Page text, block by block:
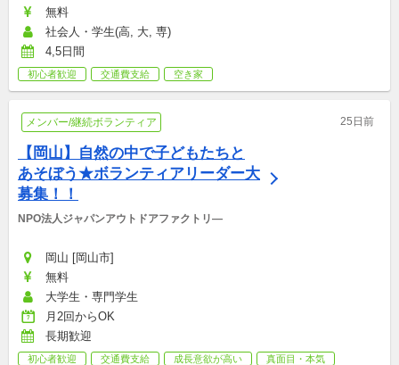
無料
社会人・学生(高, 大, 専)
4,5日間
初心者歓迎 交通費支給 空き家
メンバー/継続ボランティア 25日前
【岡山】自然の中で子どもたちと
あそぼう★ボランティアリーダー大
募集！！
NPO法人ジャパンアウトドアファクトリ―
岡山 [岡山市]
無料
大学生・専門学生
月2回からOK
長期歓迎
初心者歓迎 交通費支給 成長意欲が高い
真面目・本気